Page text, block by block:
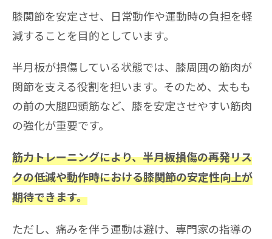
膝関節を安定させ、日常動作や運動時の負担を軽
減することを目的としています。
半月板が損傷している状態では、膝周囲の筋肉が
関節を支える役割を担います。そのため、太もも
の前の大腿四頭筋など、膝を安定させやすい筋肉
の強化が重要です。
筋力トレーニングにより、半月板損傷の再発リス
クの低減や動作時における膝関節の安定性向上が
期待できます。
ただし、痛みを伴う運動は避け、専門家の指導の